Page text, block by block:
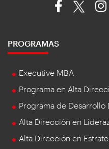
PROGRAMAS
Executive MBA
Programa en Alta
Programa de Desarrollo
Alta Dirección en
Alta Dirección en